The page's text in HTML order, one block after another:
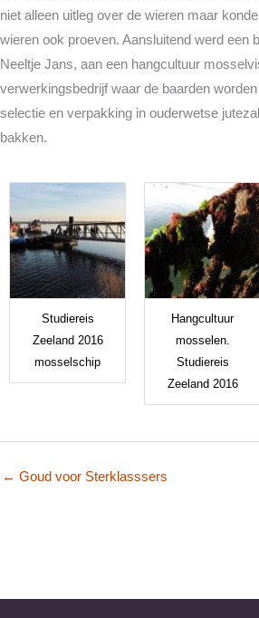
niet alleen uitleg over de wieren maar
wieren ook proeven. Aansluitend werd een
Neeltje Jans, aan een hangcultuur
verwerkingsbedrijf waar de baarden
selectie en verpakking in ouderwetse
bakken.
Studiereis
Zeeland 2016
mosselschip
Hangcultuur
mosselen.
Studiereis
Zeeland 2016
← Goud voor Sterklasssers